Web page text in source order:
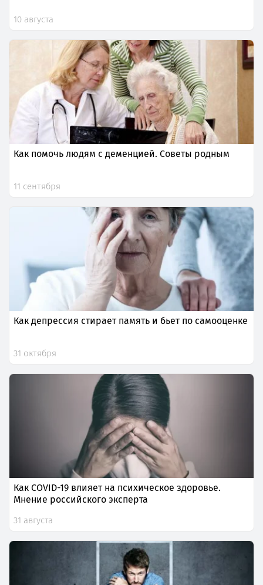
10 августа
Как помочь людям с деменцией. Советы родным
11 сентября
Как депрессия стирает память и бьет по самооценке
31 октября
Как COVID-19 влияет на психическое здоровье.
Мнение российского эксперта
31 августа